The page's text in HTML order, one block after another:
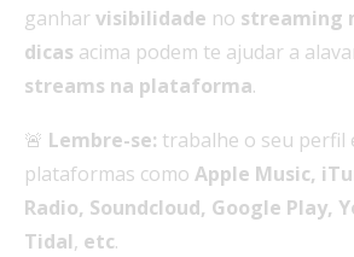
ganharvisibilidade no streaming
dicas acima podem te ajudar a
streams na plataforma.
🚨 Lembre-se: trabalhe o seu perfil
plataformas como Apple Music,
Radio, Soundcloud, Google Play,
Tidal, etc.